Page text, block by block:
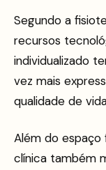
Segundo a
recursos
individualizado
vez mais
qualidade de
Além do espaço
clínica também